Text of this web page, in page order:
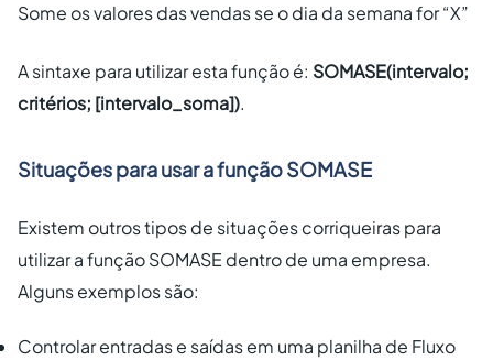
Some os valores das vendas se o dia da semana for “X”
A sintaxe para utilizar esta função é: SOMASE(intervalo;
critérios; [intervalo_soma]).
Situações para usar a função SOMASE
Existem outros tipos de situações corriqueiras para
utilizar a função SOMASE dentro de uma empresa.
Alguns exemplos são:
Controlar entradas e saídas em uma planilha de Fluxo